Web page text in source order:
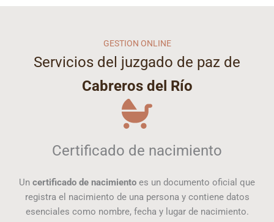
GESTION ONLINE
Servicios del juzgado de paz de
Cabreros del Río
Certificado de nacimiento
Un certificado de nacimiento es un documento oficial que
registra el nacimiento de una persona y contiene datos
esenciales como nombre, fecha y lugar de nacimiento.